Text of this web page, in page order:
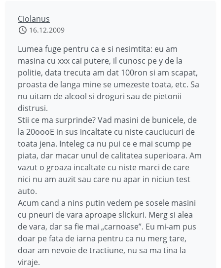
Ciolanus
16.12.2009
Lumea fuge pentru ca e si nesimtita: eu am
masina cu xxx cai putere, il cunosc pe y de la
politie, data trecuta am dat 100ron si am scapat,
proasta de langa mine se umezeste toata, etc. Sa
nu uitam de alcool si droguri sau de pietonii
distrusi.
Stii ce ma surprinde? Vad masini de bunicele, de
la 20oooE in sus incaltate cu niste cauciucuri de
toata jena. Inteleg ca nu pui ce e mai scump pe
piata, dar macar unul de calitatea superioara. Am
vazut o groaza incaltate cu niste marci de care
nici nu am auzit sau care nu apar in niciun test
auto.
Acum cand a nins putin vedem pe sosele masini
cu pneuri de vara aproape slickuri. Merg si alea
de vara, dar sa fie mai „carnoase”. Eu mi-am pus
doar pe fata de iarna pentru ca nu merg tare,
doar am nevoie de tractiune, nu sa ma tina la
viraje.